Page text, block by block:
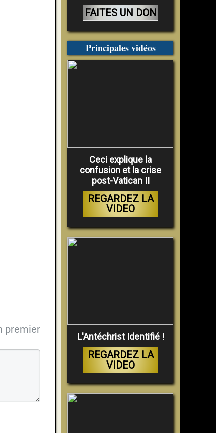
premier
FAITES UN DON
Principales vidéos
Ceci explique la
confusion et la crise
post-Vatican II
REGARDEZ LA
VIDEO
L'Antéchrist Identifié !
REGARDEZ LA
VIDEO